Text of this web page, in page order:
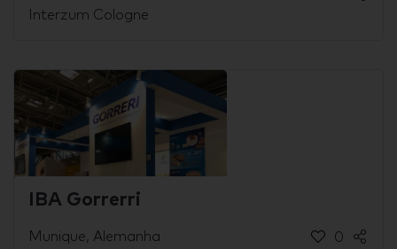
Interzum Cologne
IBA Gorrerri
Munique, Alemanha
0